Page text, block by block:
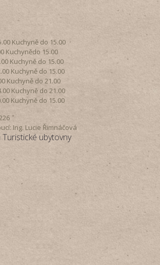
Kuchyně do 15.00
Kuchynědo 15.00
​​Kuchyně do 15.00
​​Kuchyně do 15.00
Kuchyně do 21.00
Kuchyně do 21.00
Kuchyně do 15.00
Ing. Lucie Řimnáčová
ubytovny